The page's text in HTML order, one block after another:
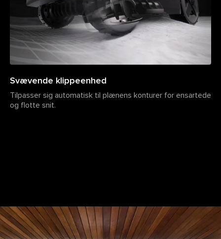
Svævende klippeenhed
Tilpasser sig automatisk til plænens konturer for ensartede
og flotte snit.